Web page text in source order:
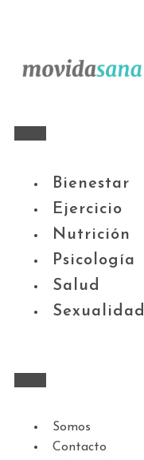
Bienestar
Ejercicio
Nutrición
Psicología
Salud
Sexualidad
Somos
Contacto